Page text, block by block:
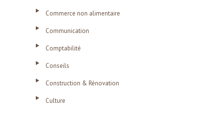
Commerce non alimentaire
Communication
Comptabilité
Conseils
Construction & Rénovation
Culture